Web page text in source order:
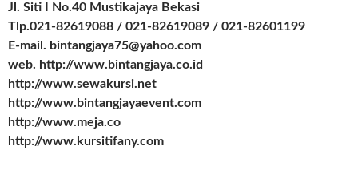
Jl. Siti I No.40 Mustikajaya Bekasi
Tlp.021-82619088 / 021-82619089 / 021-82601199
E-mail. bintangjaya75@yahoo.com
web. http://www.bintangjaya.co.id
http://www.sewakursi.net
http://www.bintangjayaevent.com
http://www.meja.co
http://www.kursitifany.com